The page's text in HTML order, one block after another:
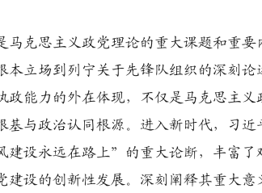
克思主义政党理论的重大课题和重要
立场到列宁关于先锋队组织的深刻论
能力的外在体现，不仅是马克思主义
与政治认同根源。进入新时代，习近
设永远在路上”的重大论断，丰富了
建设的创新性发展。深刻阐释其重大意